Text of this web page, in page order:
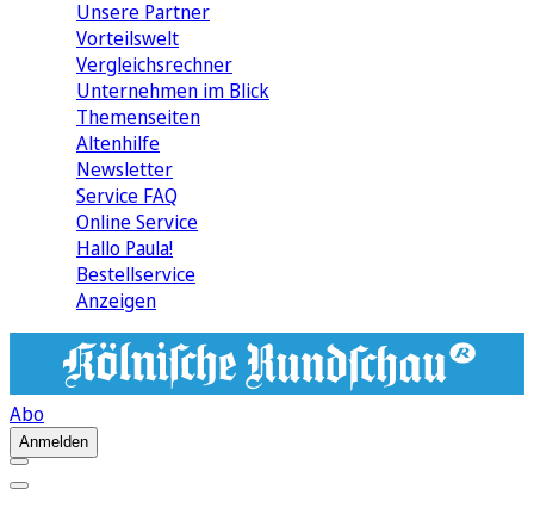
Unsere Partner
Vorteilswelt
Vergleichsrechner
Unternehmen im Blick
Themenseiten
Altenhilfe
Newsletter
Service FAQ
Online Service
Hallo Paula!
Bestellservice
Anzeigen
Abo
Anmelden